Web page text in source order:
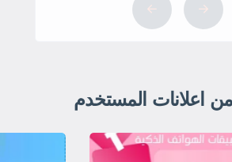
اعلانات المستخدم